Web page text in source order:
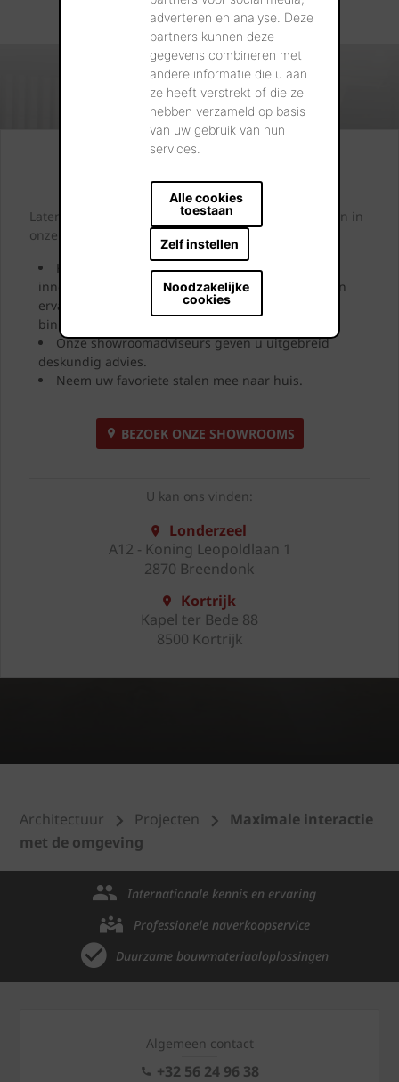
adverteren en analyse. Deze
partners kunnen deze
gegevens combineren met
andere informatie die u aan
ze heeft verstrekt of die ze
hebben verzameld op basis
van uw gebruik van hun
services.
Alle cookies
toestaan
Zelf instellen
Noodzakelijke
cookies
Kijk. Droom. Kies.
Laten we samen letterlijk uw dromen tastbaar maken in
onze showrooms.
Kom langs en laat u inspireren door onze
innovatieve oplossingen. Bekijk ze, neem ze vast en
ervaar uw toekomstige gevel, dak, bestrating of
binnenmuur.
Onze showroomadviseurs geven u uitgebreid
deskundig advies.
Neem uw favoriete stalen mee naar huis.
BEZOEK ONZE SHOWROOMS
U kan ons vinden:
Londerzeel
A12 - Koning Leopoldlaan 1
2870 Breendonk
Kortrijk
Kapel ter Bede 88
8500 Kortrijk
Architectuur Projecten
Maximale interactie
met de omgeving
Internationale kennis en ervaring
Professionele naverkoopservice
Duurzame bouwmateriaaloplossingen
Algemeen contact
+32 56 24 96 38